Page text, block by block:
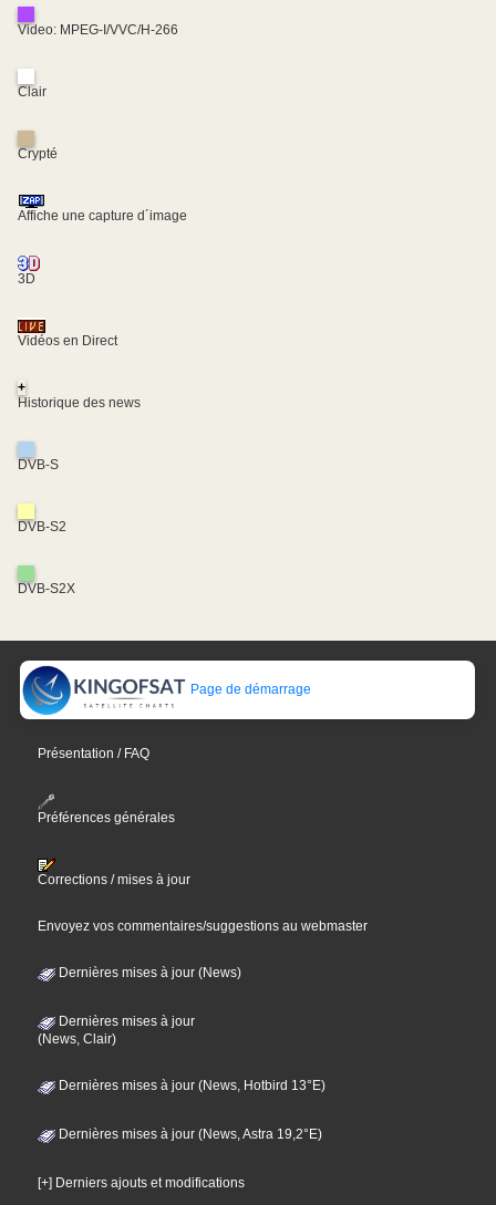
Video: MPEG-I/VVC/H-266
Clair
Crypté
Affiche une capture d´image
3D
Vidéos en Direct
+
Historique des news
DVB-S
DVB-S2
DVB-S2X
Page de démarrage
Présentation / FAQ
Préférences générales
Corrections / mises à jour
Envoyez vos commentaires/suggestions au webmaster
Dernières mises à jour (News)
Dernières mises à jour
(News, Clair)
Dernières mises à jour (News, Hotbird 13°E)
Dernières mises à jour (News, Astra 19,2°E)
[+] Derniers ajouts et modifications